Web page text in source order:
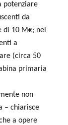
potenziare
da
10 M€; nel
a
(circa 50
primaria
non
– chiarisce
a opere